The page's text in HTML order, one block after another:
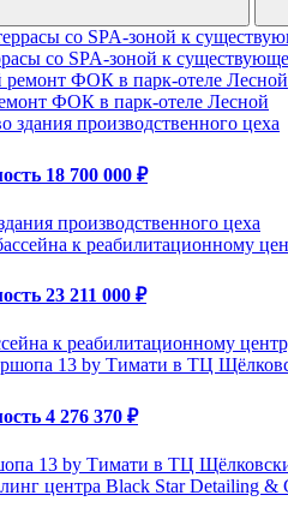
со SPA-зоной к
ФОК в парк-отеле Лесной
18 700 000 ₽
производственного цеха
23 211 000 ₽
к реабилитационному
4 276 370 ₽
13 by Тимати в ТЦ